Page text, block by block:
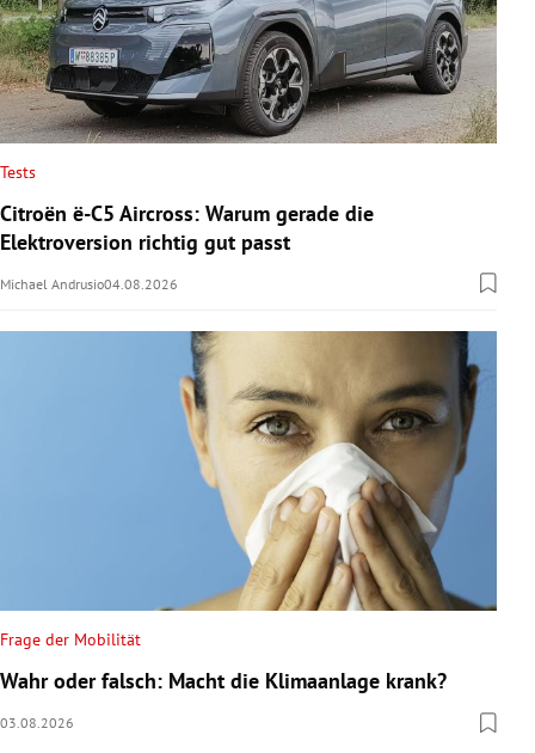
Tests
Citroën ë-C5 Aircross: Warum gerade die
Elektroversion richtig gut passt
Michael Andrusio04.08.2026
Frage der Mobilität
Wahr oder falsch: Macht die Klimaanlage krank?
03.08.2026